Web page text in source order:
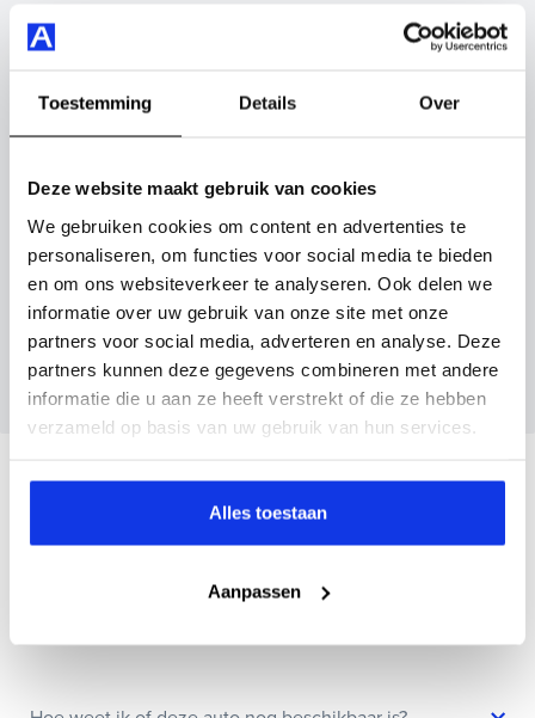
Toestemming Details Over
Deze website maakt gebruik van cookies
We gebruiken cookies om content en advertenties te
personaliseren, om functies voor social media te bieden
en om ons websiteverkeer te analyseren. Ook delen we
informatie over uw gebruik van onze site met onze
partners voor social media, adverteren en analyse. Deze
partners kunnen deze gegevens combineren met andere
informatie die u aan ze heeft verstrekt of die ze hebben
verzameld op basis van uw gebruik van hun services.
Alles toestaan
Aanpassen
voorstoelen verwarmd en nog veel meer.
Volkswagen Polo ook bij ons financieren of leasen.
direct online.
Vul hier je gegevens in en vergeet niet foto's van je
inruilauto mee te sturen.
Kenteken huidige auto
Inruilvoorstel aanvragen
Wanneer je foto’s meestuurt ontvang je op
maandag tot en met vrijdag binnen enkele uren
een voorstel.
Veelgestelde vragen
Wanneer kan ik een proefrit maken?